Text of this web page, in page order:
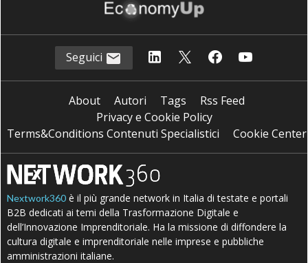
Seguici
About Autori Tags
Rss Feed
Privacy e Cookie Policy
Terms&Conditions Contenuti Specialistici
Cookie Center
Nextwork360 è il più grande network in Italia di testate e portali
B2B dedicati ai temi della Trasformazione Digitale e
dell’Innovazione Imprenditoriale. Ha la missione di diffondere la
cultura digitale e imprenditoriale nelle imprese e pubbliche
amministrazioni italiane.